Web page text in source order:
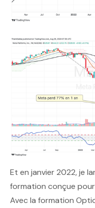
Et en janvier 2022, je
formation conçue
Avec la formation